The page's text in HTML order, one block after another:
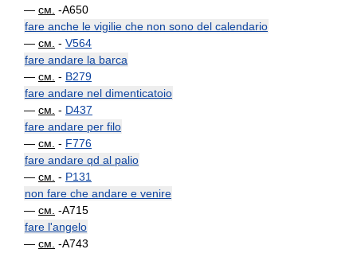
— см. -A650
fare anche le vigilie che non sono del calendario
— см. - V564
fare andare la barca
— см. - B279
fare andare nel dimenticatoio
— см. - D437
fare andare per filo
— см. - F776
fare andare qd al palio
— см. - P131
non fare che andare e venire
— см. -A715
fare l'angelo
— см. -A743